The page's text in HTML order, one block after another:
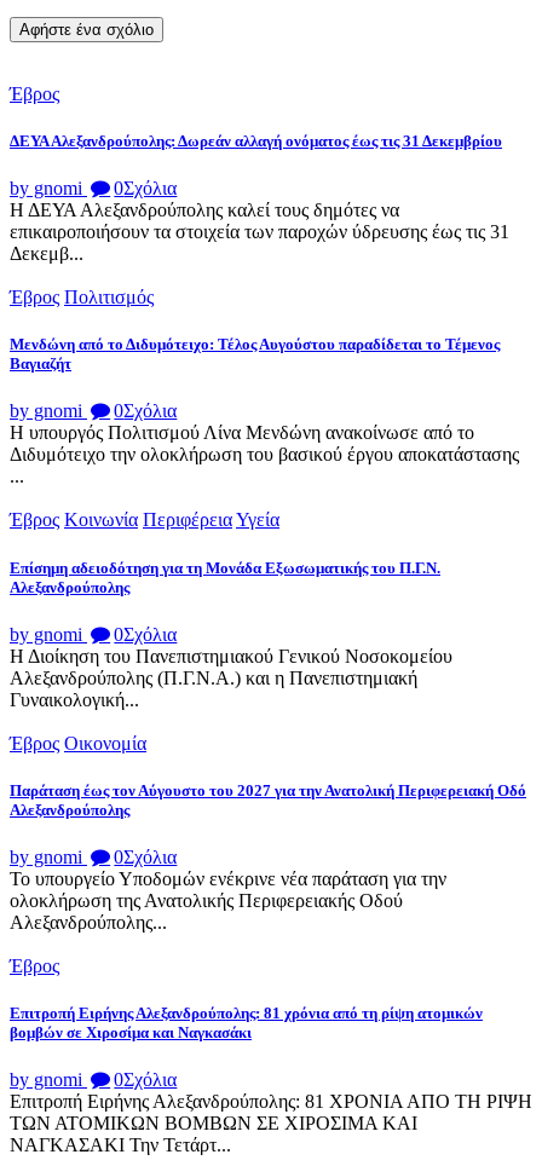
Έβρος
ΔΕΥΑ Αλεξανδρούπολης: Δωρεάν αλλαγή ονόματος έως τις 31 Δεκεμβρίου
by gnomi 0Σχόλια
Η ΔΕΥΑ Αλεξανδρούπολης καλεί τους δημότες να
επικαιροποιήσουν τα στοιχεία των παροχών ύδρευσης έως τις 31
Δεκεμβ...
Έβρος Πολιτισμός
Μενδώνη από το Διδυμότειχο: Τέλος Αυγούστου παραδίδεται το Τέμενος
Βαγιαζήτ
by gnomi 0Σχόλια
Η υπουργός Πολιτισμού Λίνα Μενδώνη ανακοίνωσε από το
Διδυμότειχο την ολοκλήρωση του βασικού έργου αποκατάστασης
...
Έβρος Κοινωνία ΠεριφέρειαΥγεία
Επίσημη αδειοδότηση για τη Μονάδα Εξωσωματικής του Π.Γ.Ν.
Αλεξανδρούπολης
by gnomi 0Σχόλια
Η Διοίκηση του Πανεπιστημιακού Γενικού Νοσοκομείου
Αλεξανδρούπολης (Π.Γ.Ν.Α.) και η Πανεπιστημιακή
Γυναικολογική...
Έβρος Οικονομία
Παράταση έως τον Αύγουστο του 2027 για την Ανατολική Περιφερειακή Οδό
Αλεξανδρούπολης
by gnomi 0Σχόλια
Το υπουργείο Υποδομών ενέκρινε νέα παράταση για την
ολοκλήρωση της Ανατολικής Περιφερειακής Οδού
Αλεξανδρούπολης...
Έβρος
Επιτροπή Ειρήνης Αλεξανδρούπολης: 81 χρόνια από τη ρίψη ατομικών
βομβών σε Χιροσίμα και Ναγκασάκι
by gnomi 0Σχόλια
Επιτροπή Ειρήνης Αλεξανδρούπολης: 81 ΧΡΟΝΙΑ ΑΠΟ ΤΗ ΡΙΨΗ
ΤΩΝ ΑΤΟΜΙΚΩΝ ΒΟΜΒΩΝ ΣΕ ΧΙΡΟΣΙΜΑ ΚΑΙ
ΝΑΓΚΑΣΑΚΙ Την Τετάρτ...